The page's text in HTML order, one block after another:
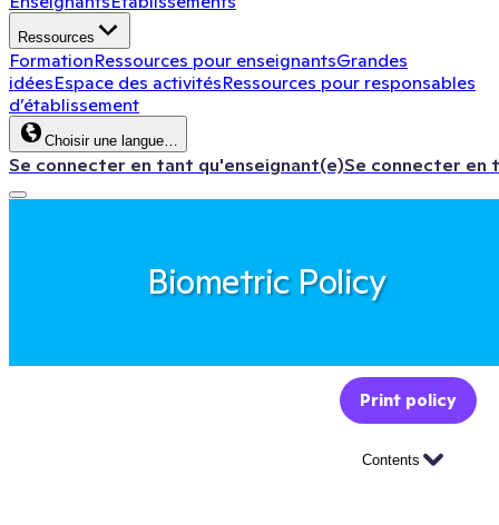
Ressources
FormationRessources pour enseignantsGrandes
idéesEspace des activitésRessources pour responsables
d’établissement
Choisir une langue…
Se connecter en tant qu'enseignant(e)Se connecter en
Biometric Policy
Print policy
Contents